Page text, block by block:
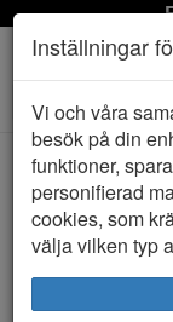
Toggle
navigation
HEM
Inställningar
Vi och våra
besök på din
funktioner,
personifierad
cookies, som
välja vilken typ